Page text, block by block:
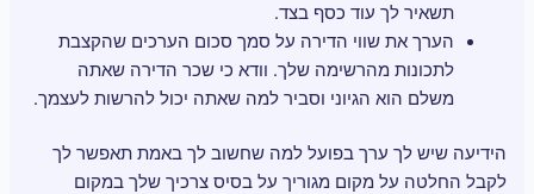
תשאיר לך עוד כסף בצד.
הערך את שווי הדירה על סמך סכום הערכים שהקצבת
לתכונות מהרשימה שלך. וודא כי שכר הדירה שאתה
משלם הוא הגיוני וסביר למה שאתה יכול להרשות לעצמך.
הידיעה שיש לך ערך בפועל למה שחשוב לך באמת תאפשר לך
לקבל החלטה על מקום מגוריך על בסיס צרכיך שלך במקום